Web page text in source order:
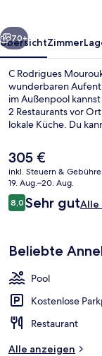
Weiter
70+
ÜbersichtZimmer
C Rodrigues
wunderbaren
im Außenpool
2 Restaurants vor
lokale Küche. Du
Mikrowellen versehen.
Der
aktuelle
Preis
beträgt
305 €.
305 €
inkl. Steuern &
19. Aug.–20. Aug.
Bewertungen
8,08,0 von 10.
Sehr gutAlle
Beliebte
Pool
Kostenlose
Restaurant
Alle anzeigen